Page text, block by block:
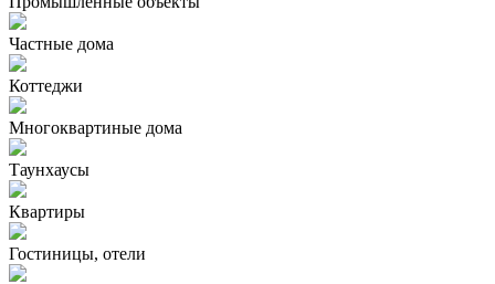
Частные дома
Коттеджи
Многоквартиные дома
Таунхаусы
Квартиры
Гостиницы, отели